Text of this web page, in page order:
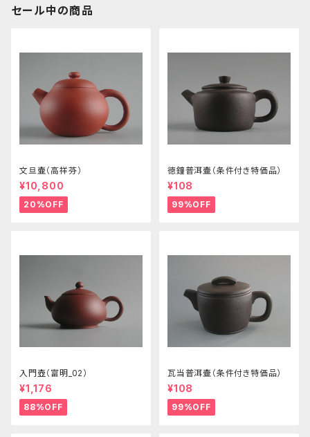
セール中の商品
文旦壷（高祥芬）
¥10,800
20%OFF
徳鐘普洱壷（条件付き特価品）
¥108
99%OFF
入門壺（富明_02）
¥1,176
88%OFF
瓦当普洱壷（条件付き特価品）
¥108
99%OFF